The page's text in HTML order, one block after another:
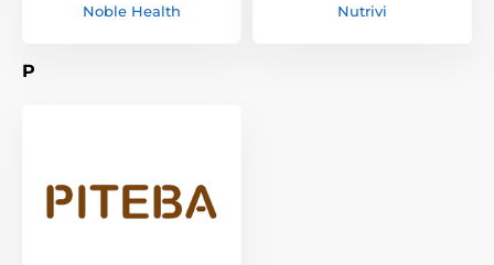
Noble Health Nutrivi
P